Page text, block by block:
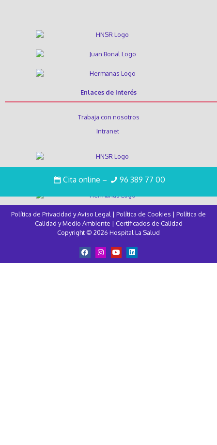
Cita online – 96 389 77 00
Enlaces de interés
Trabaja con nosotros
Intranet
Política de Privacidad y Aviso Legal | Política de Cookies | Política de
Calidad y Medio Ambiente | Certificados de Calidad
Copyright © 2026 Hospital La Salud